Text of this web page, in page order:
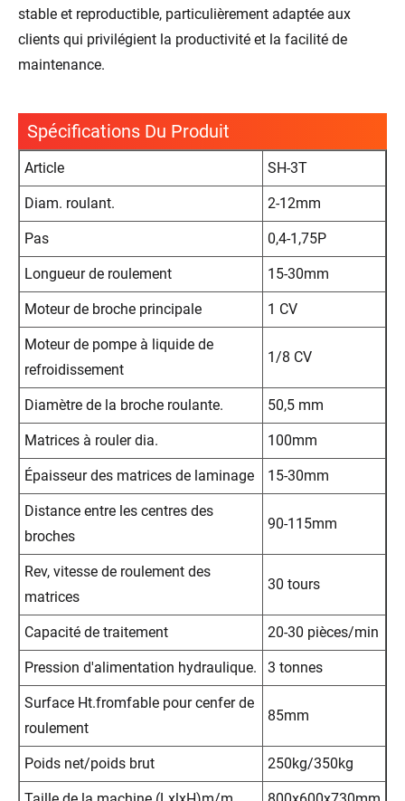
stable et reproductible, particulièrement adaptée aux
clients qui privilégient la productivité et la facilité de
maintenance.
Spécifications Du Produit
Article SH-3T
Diam. roulant. 2-12mm
Pas 0,4-1,75P
Longueur de roulement 15-30mm
Moteur de broche principale 1 CV
Moteur de pompe à liquide de
refroidissement
1/8 CV
Diamètre de la broche roulante. 50,5 mm
Matrices à rouler dia. 100mm
Épaisseur des matrices de laminage 15-30mm
Distance entre les centres des
broches
90-115mm
Rev, vitesse de roulement des
matrices
30 tours
Capacité de traitement 20-30 pièces/min
Pression d'alimentation hydraulique. 3 tonnes
Surface Ht.fromfable pour cenfer de
roulement
85mm
Poids net/poids brut 250kg/350kg